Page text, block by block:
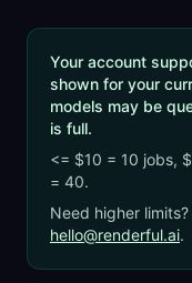
Your account
shown for your
models may be
is full.
<= $10 = 10 jobs,
= 40.
Need higher
hello@renderful.ai.